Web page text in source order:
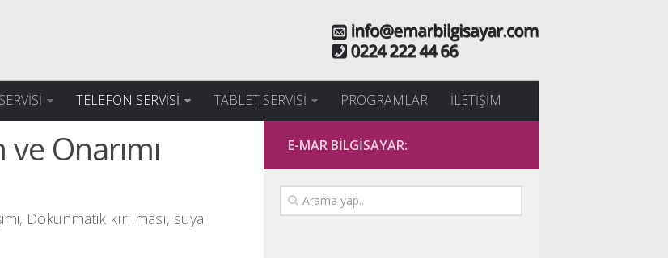
TELEFON SERVİSİ TABLET SERVİSİ PROGRAMLAR İLETİŞİM
Onarımı
Dokunmatik kırılması, suya
E-MAR BİLGİSAYAR: